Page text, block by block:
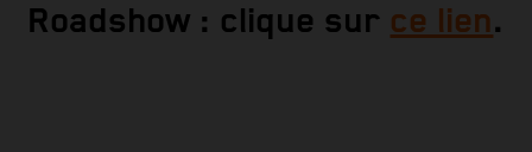
Roadshow : clique sur ce lien.